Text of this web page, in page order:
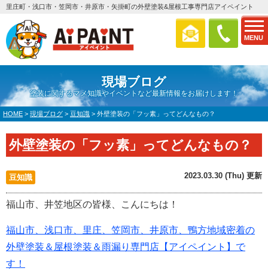
MENU
里庄町・浅口市・笠岡市・井原市・矢掛町の外壁塗装&屋根工事専門店アイペイント
現場ブログ
塗装に関するマメ知識やイベントなど最新情報をお届けします！
HOME > 現場ブログ > 豆知識 > 外壁塗装の「フッ素」ってどんなもの？
外壁塗装の「フッ素」ってどんなもの？
豆知識 2023.03.30 (Thu) 更新
福山市、井笠地区の皆様、こんにちは！
福山市、浅口市、里庄、笠岡市、井原市、鴨方地域密着の
外壁塗装＆屋根塗装＆雨漏り専門店【アイペイント】で
す！